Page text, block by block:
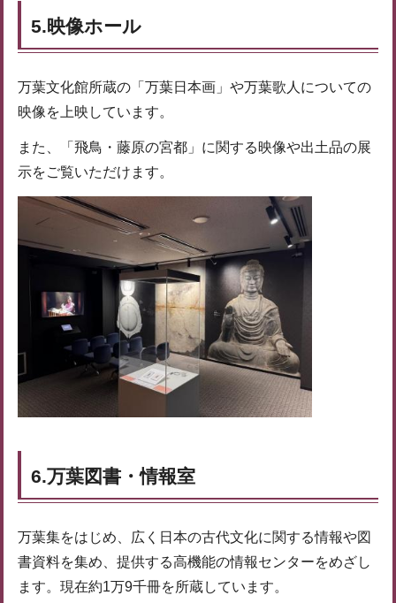
5.映像ホール
万葉文化館所蔵の「万葉日本画」や万葉歌人についての
映像を上映しています。
また、「飛鳥・藤原の宮都」に関する映像や出土品の展
示をご覧いただけます。
6.万葉図書・情報室
万葉集をはじめ、広く日本の古代文化に関する情報や図
書資料を集め、提供する高機能の情報センターをめざし
ます。現在約1万9千冊を所蔵しています。